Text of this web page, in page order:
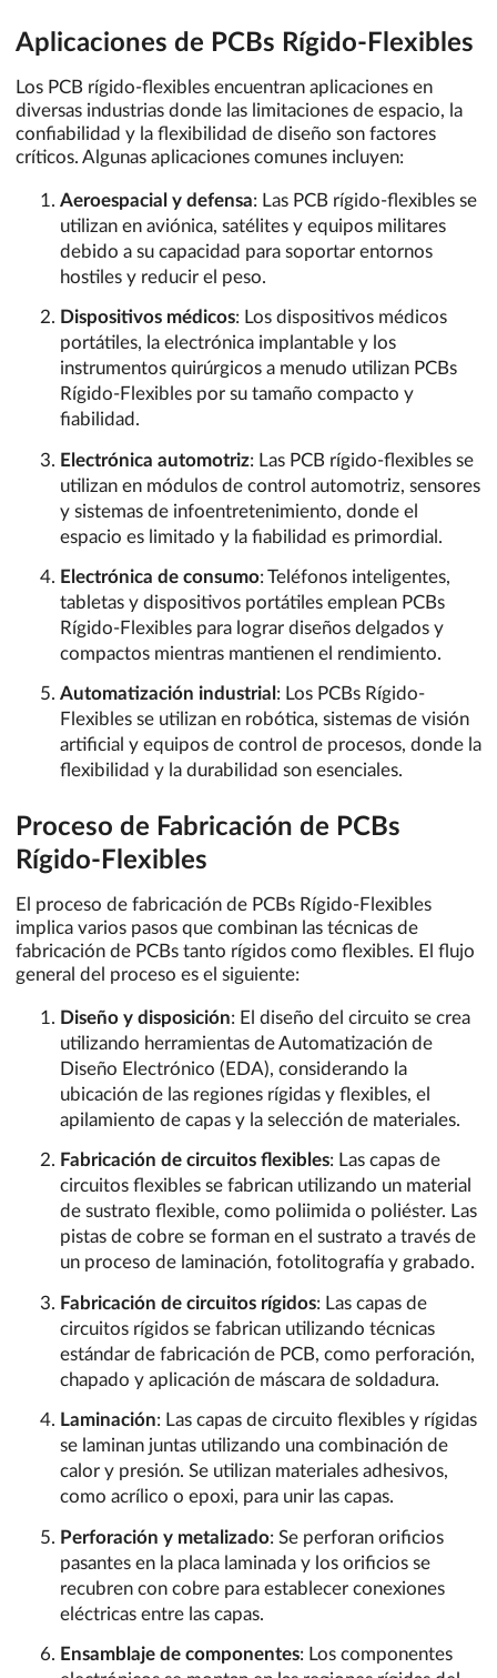
Aplicaciones de PCBs Rígido-Flexibles
Los PCB rígido-flexibles encuentran aplicaciones en
diversas industrias donde las limitaciones de espacio, la
confiabilidad y la flexibilidad de diseño son factores
críticos. Algunas aplicaciones comunes incluyen:
Aeroespacial y defensa: Las PCB rígido-flexibles se
utilizan en aviónica, satélites y equipos militares
debido a su capacidad para soportar entornos
hostiles y reducir el peso.
Dispositivos médicos: Los dispositivos médicos
portátiles, la electrónica implantable y los
instrumentos quirúrgicos a menudo utilizan PCBs
Rígido-Flexibles por su tamaño compacto y
fiabilidad.
Electrónica automotriz: Las PCB rígido-flexibles se
utilizan en módulos de control automotriz, sensores
y sistemas de infoentretenimiento, donde el
espacio es limitado y la fiabilidad es primordial.
Electrónica de consumo: Teléfonos inteligentes,
tabletas y dispositivos portátiles emplean PCBs
Rígido-Flexibles para lograr diseños delgados y
compactos mientras mantienen el rendimiento.
Automatización industrial : Los PCBs Rígido-
Flexibles se utilizan en robótica, sistemas de visión
artificial y equipos de control de procesos, donde la
flexibilidad y la durabilidad son esenciales.
Proceso de Fabricación de PCBs
Rígido-Flexibles
El proceso de fabricación de PCBs Rígido-Flexibles
implica varios pasos que combinan las técnicas de
fabricación de PCBs tanto rígidos como flexibles. El flujo
general del proceso es el siguiente:
Diseño y disposición: El diseño del circuito se crea
utilizando herramientas de Automatización de
Diseño Electrónico (EDA), considerando la
ubicación de las regiones rígidas y flexibles, el
apilamiento de capas y la selección de materiales.
Fabricación de circuitos flexibles: Las capas de
circuitos flexibles se fabrican utilizando un material
de sustrato flexible, como poliimida o poliéster. Las
pistas de cobre se forman en el sustrato a través de
un proceso de laminación, fotolitografía y grabado.
Fabricación de circuitos rígidos: Las capas de
circuitos rígidos se fabrican utilizando técnicas
estándar de fabricación de PCB, como perforación,
chapado y aplicación de máscara de soldadura.
Laminación: Las capas de circuito flexibles y rígidas
se laminan juntas utilizando una combinación de
calor y presión. Se utilizan materiales adhesivos,
como acrílico o epoxi, para unir las capas.
Perforación y metalizado: Se perforan orificios
pasantes en la placa laminada y los orificios se
recubren con cobre para establecer conexiones
eléctricas entre las capas.
Ensamblaje de componentes: Los componentes